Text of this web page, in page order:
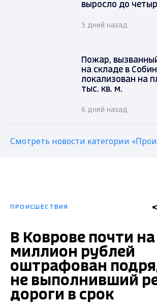
выросло до
5 дней назад
Пожар,
на складе в
локализован на
тыс. кв. м.
6 дней назад
Смотреть новости категории
ПРОИСШЕСТВИЯ
В Коврове почти на
миллион рублей
оштрафован
не выполнивший
дороги в срок